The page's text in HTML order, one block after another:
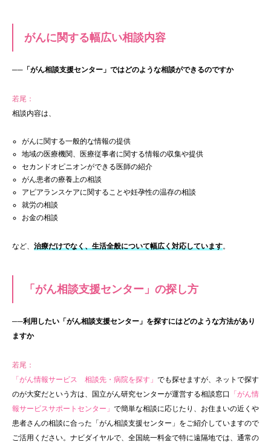
がんに関する幅広い相談内容
──「がん相談支援センター」ではどのような相談ができるのですか
若尾：
相談内容は、
がんに関する一般的な情報の提供
地域の医療機関、医療従事者に関する情報の収集や提供
セカンドオピニオンができる医師の紹介
がん患者の療養上の相談
アピアランスケアに関することや妊孕性の温存の相談
就労の相談
お金の相談
など、 治療だけでなく、生活全般について幅広く対応しています。
「がん相談支援センター」の探し方
──利用したい「がん相談支援センター」を探すにはどのような方法があり
ますか
若尾：
「がん情報サービス 相談先・病院を探す」 でも探せますが、ネットで探す
のが大変だという方は、国立がん研究センターが運営する相談窓口
「がん情
報サービスサポートセンター」 で簡単な相談に応じたり、お住まいの近くや
患者さんの相談に合った「がん相談支援センター」をご紹介していますので
ご活用ください。ナビダイヤルで、全国統一料金で特に遠隔地では、通常の